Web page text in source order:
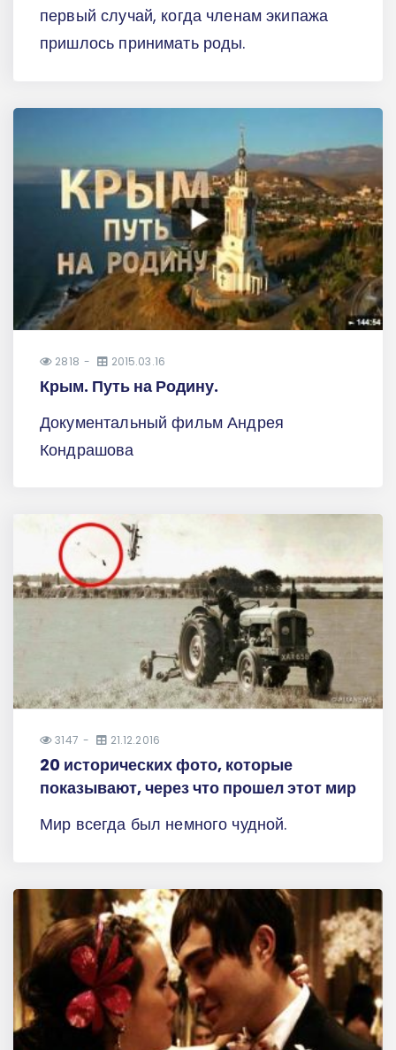
первый случай, когда членам экипажа
пришлось принимать роды.
2818 2015.03.16
Крым. Путь на Родину.
Документальный фильм Андрея
Кондрашова
3147 21.12.2016
20 исторических фото, которые
показывают, через что прошел этот мир
Мир всегда был немного чудной.